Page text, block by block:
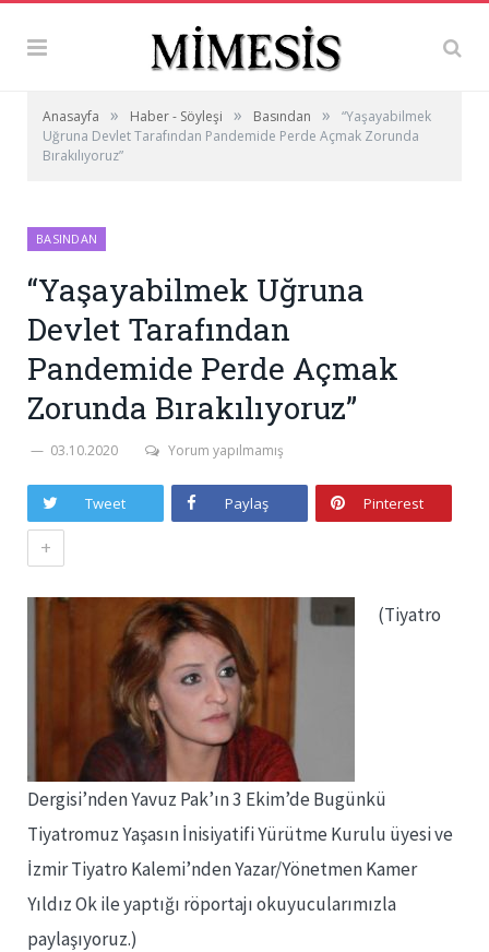
Anasayfa » Haber - Söyleşi » Basından »
“Yaşayabilmek
Uğruna Devlet Tarafından Pandemide Perde Açmak Zorunda
Bırakılıyoruz”
BASINDAN
“Yaşayabilmek Uğruna
Devlet Tarafından
Pandemide Perde Açmak
Zorunda Bırakılıyoruz”
03.10.2020 Yorum yapılmamış
Tweet Paylaş Pinterest
+
(Tiyatro
Dergisi’nden Yavuz Pak’ın 3 Ekim’de Bugünkü
Tiyatromuz Yaşasın İnisiyatifi Yürütme Kurulu üyesi ve
İzmir Tiyatro Kalemi’nden Yazar/Yönetmen Kamer
Yıldız Ok ile yaptığı röportajı okuyucularımızla
paylaşıyoruz.)